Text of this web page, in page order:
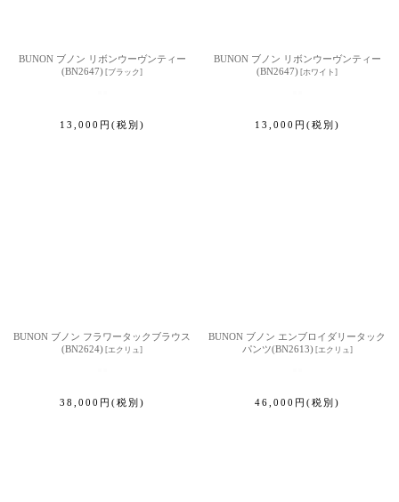
BUNON ブノン リボンウーヴンティー
(BN2647) [ブラック]
13,000 円 (税別)
BUNON ブノン リボンウーヴンティー
(BN2647) [ホワイト ]
13,000 円 (税別)
BUNON ブノン フラワータックブラウス
(BN2624) [エクリュ]
38,000 円 (税別)
BUNON ブノン エンブロイダリータック
パンツ(BN2613) [エクリュ]
46,000 円 (税別)